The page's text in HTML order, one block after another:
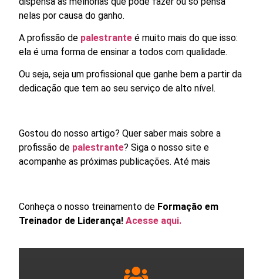
nelas por causa do ganho.
A profissão de palestrante é muito mais do que isso:
ela é uma forma de ensinar a todos com qualidade.
Ou seja, seja um profissional que ganhe bem a partir da
dedicação que tem ao seu serviço de alto nível.
Gostou do nosso artigo? Quer saber mais sobre a
profissão de palestrante? Siga o nosso site e
acompanhe as próximas publicações. Até mais
Conheça o nosso treinamento de Formação em
Treinador de Liderança! Acesse aqui.